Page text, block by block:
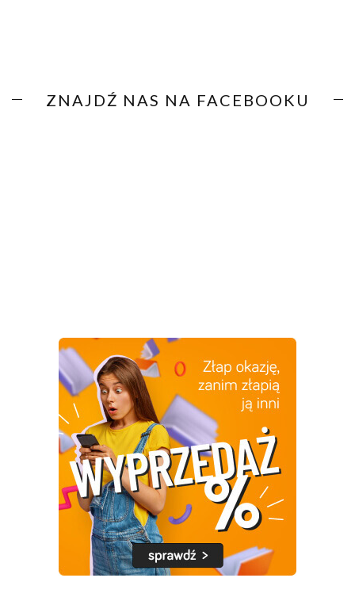
ZNAJDŹ NAS NA FACEBOOKU